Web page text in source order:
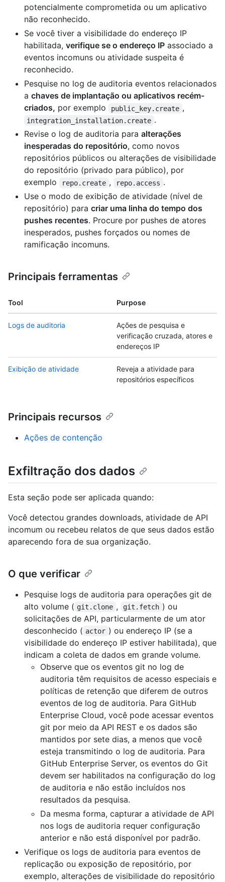
potencialmente comprometida ou um aplicativo
não reconhecido.
Se você tiver a visibilidade do endereço IP
habilitada, verifique se o endereço IP associado a
eventos incomuns ou atividade suspeita é
reconhecido.
Pesquise no log de auditoria eventos relacionados
a chaves de implantação ou aplicativos recém-
criados, por exemplo public_key.create ,
integration_installation.create .
Revise o log de auditoria para alterações
inesperadas do repositório, como novos
repositórios públicos ou alterações de visibilidade
do repositório (privado para público), por
exemplo
repo.create , repo.access .
Use o modo de exibição de atividade (nível de
repositório) para criar uma linha do tempo dos
pushes recentes. Procure por pushes de atores
inesperados, pushes forçados ou nomes de
ramificação incomuns.
Principais ferramentas
Tool Purpose
Logs de auditoria
Ações de pesquisa e
verificação cruzada, atores e
endereços IP
Exibição de atividade
Reveja a atividade para
repositórios específicos
Principais recursos
Ações de contenção
Exfiltração dos dados
Esta seção pode ser aplicada quando:
Você detectou grandes downloads, atividade de API
incomum ou recebeu relatos de que seus dados estão
aparecendo fora de sua organização.
O que verificar
Pesquise logs de auditoria para operações git de
alto volume ( git.clone , git.fetch ) ou
solicitações de API, particularmente de um ator
desconhecido ( actor ) ou endereço IP (se a
visibilidade do endereço IP estiver habilitada), que
indicam a coleta de dados em grande volume.
Observe que os eventos git no log de
auditoria têm requisitos de acesso especiais e
políticas de retenção que diferem de outros
eventos de log de auditoria. Para GitHub
Enterprise Cloud, você pode acessar eventos
git por meio da API REST e os dados são
mantidos por sete dias, a menos que você
esteja transmitindo o log de auditoria. Para
GitHub Enterprise Server, os eventos do Git
devem ser habilitados na configuração do log
de auditoria e não estão incluídos nos
resultados da pesquisa.
Da mesma forma, capturar a atividade de API
nos logs de auditoria requer configuração
anterior e não está disponível por padrão.
Verifique os logs de auditoria para eventos de
replicação ou exposição de repositório, por
exemplo, alterações de visibilidade do repositório